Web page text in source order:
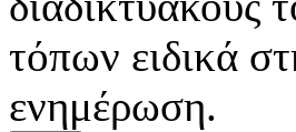
τόπων ειδικά
ενημέρωση.